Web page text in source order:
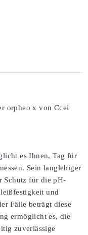
orpheo x von Ccei
es Ihnen, Tag für
Sein langlebiger
Schutz für die pH-
und
Fälle beträgt diese
ermöglicht es, die
zuverlässige